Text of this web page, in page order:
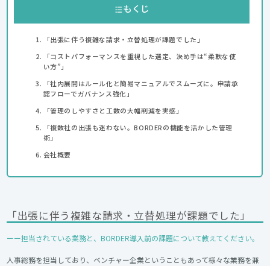
もくじ
「出張に伴う複雑な請求・立替処理が課題でした」
「コストパフォーマンスを重視した選定、決め手は“柔軟な使
い方”」
「社内展開はルール化と簡易マニュアルでスムーズに。申請承
認フローでガバナンス強化」
「管理のしやすさと工数の大幅削減を実感」
「複数社の出張も迷わない。BORDERの機能を活かした管理
術」
会社概要
「出張に伴う複雑な請求・立替処理が課題でした」
ーー担当されている業務と、BORDER導入前の課題について教えてください。
人事総務を担当しており、ベンチャー企業ということもあって様々な業務を兼